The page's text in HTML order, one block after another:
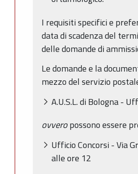
I requisiti specifici e
data di scadenza del
delle domande di
Le domande e la
mezzo del servizio
A.U.S.L. di Bologna -
ovveropossono essere
Ufficio Concorsi - Via
alle ore 12